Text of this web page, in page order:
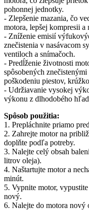
pohonnej jednotky.
- Zlepšenie mazania, čo
motora, lepšej kompresii a
- Zníženie emisií
znečistenia v nasávacom
ventiloch a snímačoch.
- Predĺženie životnosti
spôsobených
poškodeniu piestov,
- Udržiavanie vysokej
výkonu z dlhodobého
Spôsob použitia:
1. Prepláchnite priamo
2. Zahrejte motor na
doplňte podľa potreby.
3. Nalejte celý obsah
litrov oleja).
4. Naštartujte motor a
minút.
5. Vypnite motor,
nový.
6. Nalejte do motora